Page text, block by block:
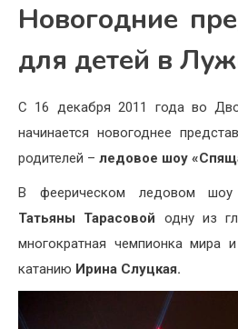
Новогодние
для детей в
С 16 декабря 2011 года во
начинается новогоднее
родителей – ледовое шоу
В феерическом ледовом шоу
Татьяны Тарасовой одну из
многократная чемпионка мира
катанию Ирина Слуцкая.